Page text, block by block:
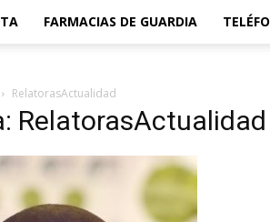
FARMACIAS DE GUARDIA
RelatorasActualidad
RelatorasActualidad